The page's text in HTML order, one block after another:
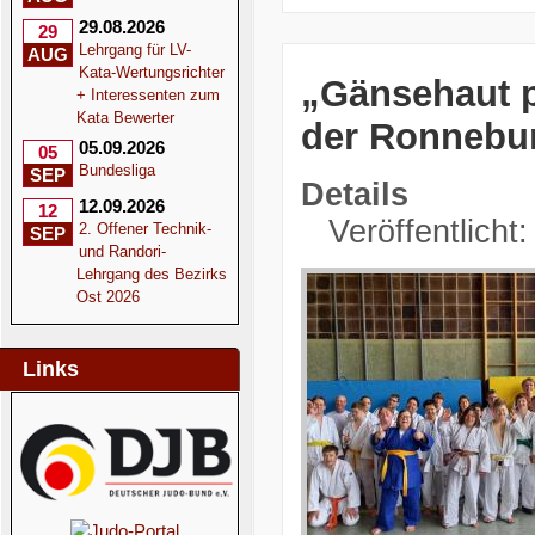
29
AUG
29.08.2026
Lehrgang für LV-
Kata-Wertungsrichter
+ Interessenten zum
Kata Bewerter
05
SEP
05.09.2026
Bundesliga
12
SEP
12.09.2026
2. Offener Technik-
und Randori-
Lehrgang des Bezirks
Ost 2026
Links
„Gänsehaut
der
Details